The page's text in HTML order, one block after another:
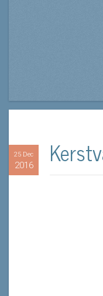
25 Dec
2016